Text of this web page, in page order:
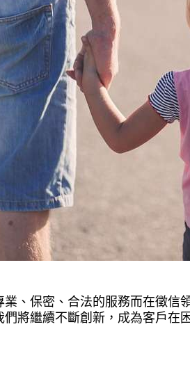
業、保密、合法的服務而在徵信
將繼續不斷創新，成為客戶在